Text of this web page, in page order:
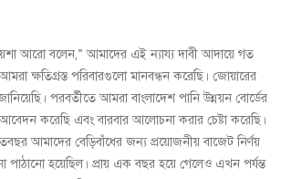
আরো বলেন,” আমাদের এই ন্যায্য দাবী আদায়ে গত
ক্ষতিগ্রস্ত পরিবারগুলো মানবন্ধন করেছি। জোয়ারের
পরবর্তীতে আমরা বাংলাদেশ পানি উন্নয়ন বোর্ডের
করেছি এবং বারবার আলোচনা করার চেষ্টা করেছি।
আমাদের বেড়িবাঁধের জন্য প্রয়োজনীয় বাজেট নির্ণয়
পাঠানো হয়েছিল। প্রায় এক বছর হয়ে গেলেও এখন পর্যন্ত